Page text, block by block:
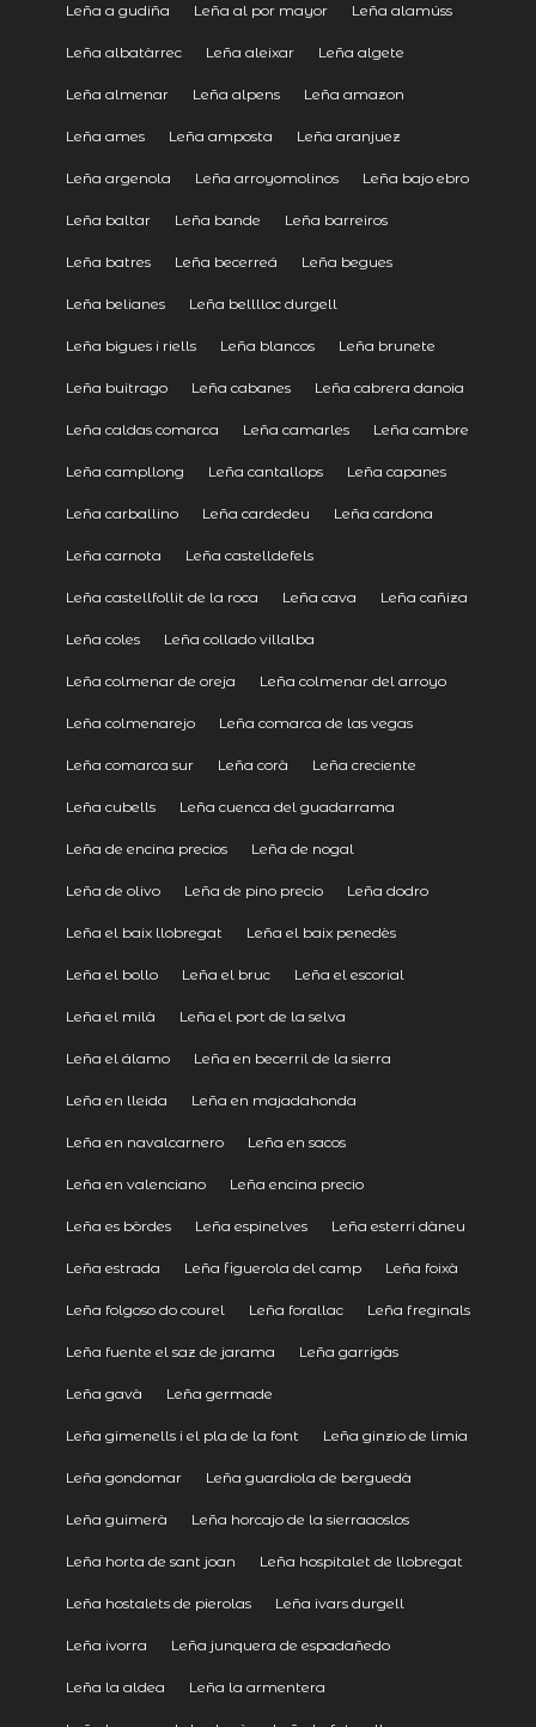
Leña a gudiña Leña al por mayor Leña alamúss
Leña albatàrrec Leña aleixar Leña algete
Leña almenar Leña alpens Leña amazon
Leña ames Leña amposta Leña aranjuez
Leña argenola Leña arroyomolinos Leña bajo ebro
Leña baltar Leña bande Leña barreiros
Leña batres Leña becerreá Leña begues
Leña belianes Leña belllloc durgell
Leña bigues i riells Leña blancos Leña brunete
Leña buitrago Leña cabanes Leña cabrera danoia
Leña caldas comarca Leña camarles Leña cambre
Leña campllong Leña cantallops Leña capanes
Leña carballino Leña cardedeu Leña cardona
Leña carnota Leña castelldefels
Leña castellfollit de la roca Leña cava Leña cañiza
Leña coles Leña collado villalba
Leña colmenar de oreja Leña colmenar del arroyo
Leña colmenarejo Leña comarca de las vegas
Leña comarca sur Leña corà Leña creciente
Leña cubells Leña cuenca del guadarrama
Leña de encina precios Leña de nogal
Leña de olivo Leña de pino precio Leña dodro
Leña el baix llobregat Leña el baix penedès
Leña el bollo Leña el bruc Leña el escorial
Leña el milà Leña el port de la selva
Leña el álamo Leña en becerril de la sierra
Leña en lleida Leña en majadahonda
Leña en navalcarnero Leña en sacos
Leña en valenciano Leña encina precio
Leña es bòrdes Leña espinelves Leña esterri dàneu
Leña estrada Leña figuerola del camp Leña foixà
Leña folgoso do courel Leña forallac Leña freginals
Leña fuente el saz de jarama Leña garrigàs
Leña gavà Leña germade
Leña gimenells i el pla de la font Leña ginzio de limia
Leña gondomar Leña guardiola de berguedà
Leña guimerà Leña horcajo de la sierraaoslos
Leña horta de sant joan Leña hospitalet de llobregat
Leña hostalets de pierolas Leña ivars durgell
Leña ivorra Leña junquera de espadañedo
Leña la aldea Leña la armentera